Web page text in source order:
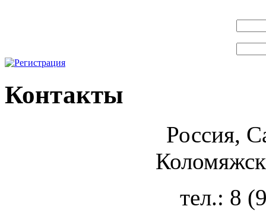
Контакты
Россия,
тел.: 8